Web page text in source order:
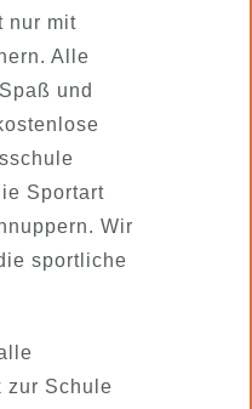
nur mit
Alle
und
Sportart
Wir
sportliche
zur Schule